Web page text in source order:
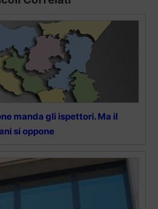
manda gli ispettori. Ma il
si oppone